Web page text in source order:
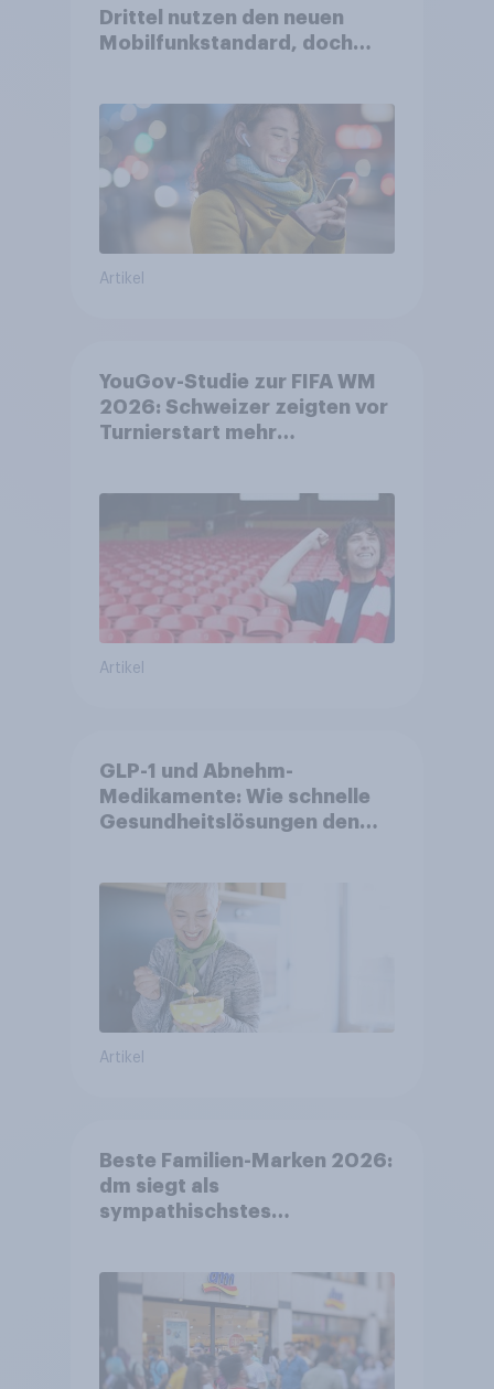
Drittel nutzen den neuen
Mobilfunkstandard, doch
Artikel
YouGov-Studie zur FIFA WM
2026: Schweizer zeigten vor
Turnierstart mehr
Artikel
GLP-1 und Abnehm-
Medikamente: Wie schnelle
Gesundheitslösungen den
Artikel
Beste Familien-Marken 2026:
dm siegt als
sympathischstes